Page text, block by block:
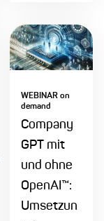
WEBINAR on
demand
Company
GPT mit
und ohne
OpenAI™:
Umsetzun